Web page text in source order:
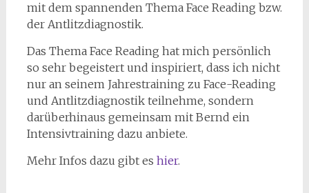
mit dem spannenden Thema Face Reading bzw.
der Antlitzdiagnostik.
Das Thema Face Reading hat mich persönlich
so sehr begeistert und inspiriert, dass ich nicht
nur an seinem Jahrestraining zu Face-Reading
und Antlitzdiagnostik teilnehme, sondern
darüberhinaus gemeinsam mit Bernd ein
Intensivtraining dazu anbiete.
Mehr Infos dazu gibt es hier.